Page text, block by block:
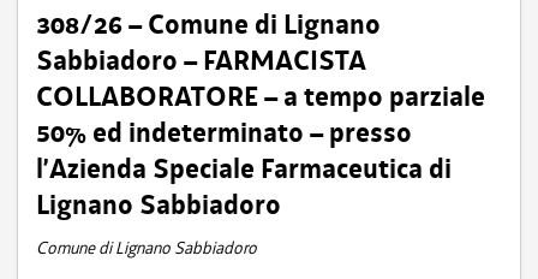
308/26 – Comune di Lignano
Sabbiadoro – FARMACISTA
COLLABORATORE – a tempo parziale
50% ed indeterminato – presso
l’Azienda Speciale Farmaceutica di
Lignano Sabbiadoro
Comune di Lignano Sabbiadoro